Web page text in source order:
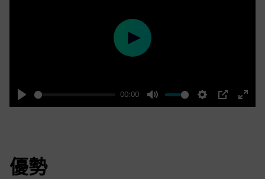
Play
00:00
Mute Settings
PIP
Enter
Play
優勢